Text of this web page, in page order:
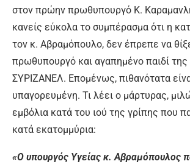
στον πρώην πρωθυπουργό Κ.
κανείς εύκολα το συμπέρασμα ότι η
τον κ. Αβραμόπουλο, δεν έπρεπε να
πρωθυπουργό και αγαπημένο παιδί
ΣΥΡΙΖΑΝΕΛ. Επομένως, πιθανότατα
υπαγορευμένη. Τι λέει ο μάρτυρας,
εμβόλια κατά του ιού της γρίπης που
κατά εκατομμύρια:
«Ο υπουργός Υγείας κ. Αβραμόπουλος